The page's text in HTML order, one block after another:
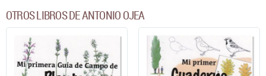
OTROS LIBROS DE ANTONIO OJEA